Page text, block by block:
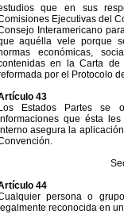
que en sus
Ejecutivas del
Interamericano
aquélla vele porque
económicas,
en la Carta de
por el Protocolo
43
Los Estados Partes se
que ésta
asegura la
44
persona o
legalmente reconocida en